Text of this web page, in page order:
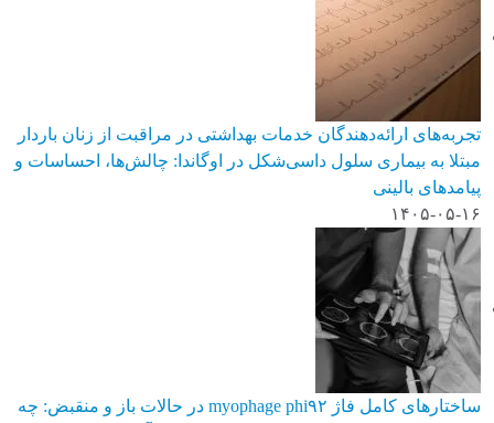
تجربه‌های ارائه‌دهندگان خدمات بهداشتی در مراقبت از زنان باردار
مبتلا به بیماری سلول داسی‌شکل در اوگاندا: چالش‌ها، احساسات و
پیامدهای بالینی
۱۴۰۵-۰۵-۱۶
ساختارهای کامل فاژ myophage phi۹۲ در حالات باز و منقبض: چه